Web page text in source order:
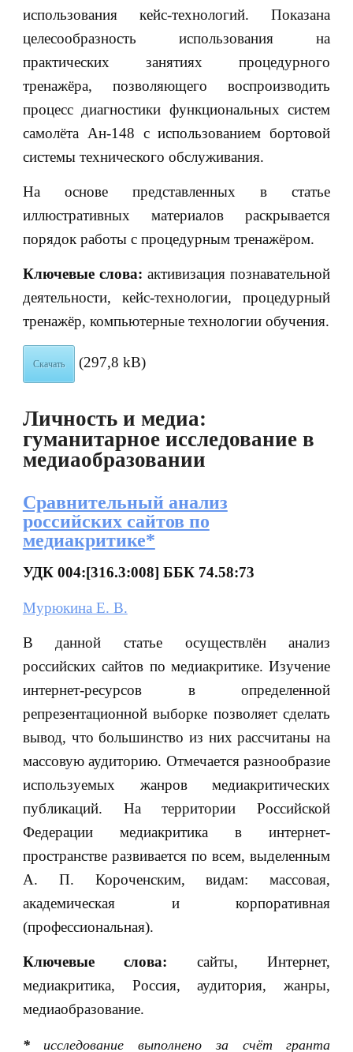
использования кейс-технологий. Показана
целесообразность использования на
практических занятиях процедурного
тренажёра, позволяющего воспроизводить
процесс диагностики функциональных систем
самолёта Ан-148 с использованием бортовой
системы технического обслуживания.
На основе представленных в статье
иллюстративных материалов раскрывается
порядок работы с процедурным тренажёром.
Ключевые слова:активизация познавательной
деятельности, кейс-технологии, процедурный
тренажёр, компьютерные технологии обучения.
Скачать (297,8 kB)
Личность и медиа:
гуманитарное исследование в
медиаобразовании
Сравнительный анализ
российских сайтов по
медиакритике*
УДК 004:[316.3:008] ББК 74.58:73
Мурюкина Е. В.
В данной статье осуществлён анализ
российских сайтов по медиакритике. Изучение
интернет-ресурсов в определенной
репрезентационной выборке позволяет сделать
вывод, что большинство из них рассчитаны на
массовую аудиторию. Отмечается разнообразие
используемых жанров медиакритических
публикаций. На территории Российской
Федерации медиакритика в интернет-
пространстве развивается по всем, выделенным
А. П. Короченским, видам: массовая,
академическая и корпоративная
(профессиональная).
Ключевые слова: сайты, Интернет,
медиакритика, Россия, аудитория, жанры,
медиаобразование.
*исследование выполнено за счёт гранта